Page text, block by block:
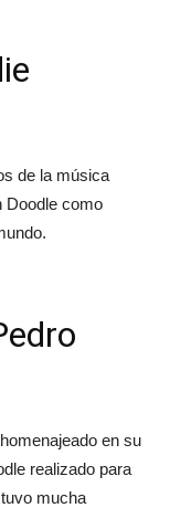
de la música
Doodle como
en su
realizado para
mucha